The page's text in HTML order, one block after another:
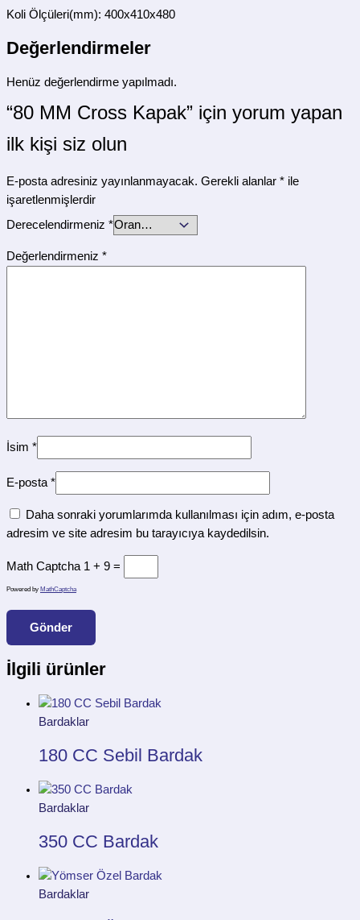
Koli Ölçüleri(mm): 400x410x480
Değerlendirmeler
Henüz değerlendirme yapılmadı.
“80 MM Cross Kapak” için yorum yapan
ilk kişi siz olun
E-posta adresiniz yayınlanmayacak. Gerekli alanlar * ile
işaretlenmişlerdir
Derecelendirmeniz *
Değerlendirmeniz *
İsim *
E-posta *
Daha sonraki yorumlarımda kullanılması için adım, e-posta
adresim ve site adresim bu tarayıcıya kaydedilsin.
Math Captcha 1 + 9 =
Powered by MathCaptcha
İlgili ürünler
Bardaklar
180 CC Sebil Bardak
Bardaklar
350 CC Bardak
Bardaklar